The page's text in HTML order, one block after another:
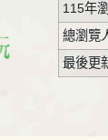
115年
總瀏覽
最後更